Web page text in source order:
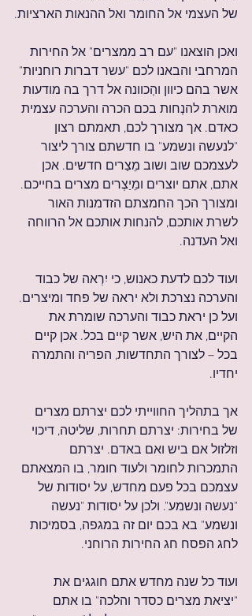
של העצמי אל החומר ואל ההנאות הארציות.
ואכן הוצאנו "עם רב ממצרים" אל החירות
המרחבי והבאנו לכם "עשר דברות רוחניות"
אשר בהם כיוון והְכוונה אל דרך בה מודעות
מוארת להנְחות בכם הכרה והערכה עצמית
כאדם. אך מצורך לכם, תאמתם רצון
"לנעשה ונשמע" בו חדשתם צורך ליצור
לעצמכם שוב ושוב מֵצַרים חדשים. אכן
אתם, אתם יוצרים ומֵיַצְרים מצרים בחייכם.
ומצורך הכך החמצתם הזדמנות האור
לשרת אותכם, להנחות אותכם אל הרווחה
ואל העדנה.
ועוד לכם לדעת כאנוש, כי יִרְאה של כבוד
והערכה נצרכת ולא יראה של פחד ומיצרים.
ועל כן יראת כבוד והערכה שומרת את
הקיים, את היש, אשר קיים בכל. אכן קיים
בכל – לצורך התחדשות, הפריה והתמרה
יחדיו.
אך בתהליך החווייתי לכם יצרתם מצרים
של בחירות: יצרתם תחרות, שליטה, דיכוי
וזלזול אם ביש ואם באדם. יצרתם
התמכרות לחומר ולעוד חומר, בו המצאתם
עצמכם בכל פעם מחדש, על יסודות של
"נעשה ונשמע". ולכן על יסודות "נעשה
ונשמע" בא בכם יום זה במגפה, בסמיכות
לחג הפסח חג החירות הרוחני.
ועוד כל שנה מחדש אתם חוגגים את
"יציאת מצרים כסדר והלכה" בו אתם